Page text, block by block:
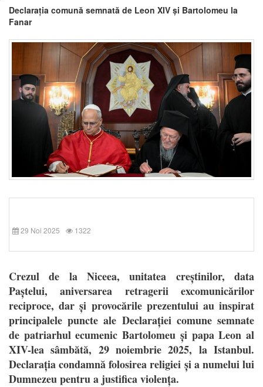
Declarația comună semnată de Leon XIV și Bartolomeu la
Fanar
29 Noi 2025 1322
Crezul de la Niceea, unitatea creștinilor, data
Paștelui, aniversarea retragerii excomunicărilor
reciproce, dar și provocările prezentului au inspirat
principalele puncte ale Declarației comune semnate
de patriarhul ecumenic Bartolomeu și papa Leon al
XIV-lea sâmbătă, 29 noiembrie 2025, la Istanbul.
Declarația condamnă folosirea religiei și a numelui lui
Dumnezeu pentru a justifica violența.